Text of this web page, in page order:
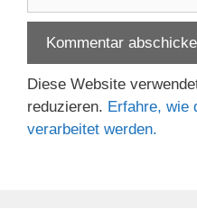
Diese Website
reduzieren. Erfahre, wie
verarbeitet werden.